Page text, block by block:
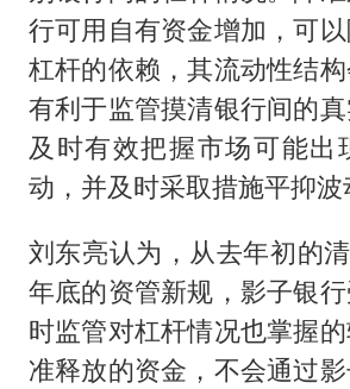
行可用自有资金增加，可以
杠杆的依赖，其流动性结构
有利于监管摸清银行间的真
及时有效把握市场可能出
动，并及时采取措施平抑波
刘东亮认为，从去年初的
年底的资管新规，影子银
时监管对杠杆情况也掌握
准释放的资金，不会通过